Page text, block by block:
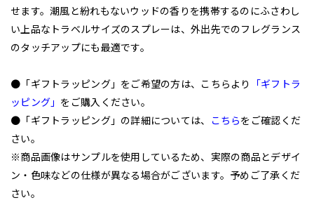
せます。潮風と紛れもないウッドの香りを携帯するのにふさわし
い上品なトラベルサイズのスプレーは、外出先でのフレグランス
のタッチアップにも最適です。
●「ギフトラッピング」をご希望の方は、こちらより
「ギフトラ
ッピング」 をご購入ください。
●「ギフトラッピング」の詳細については、
こちらをご確認くだ
さい。
※商品画像はサンプルを使用しているため、実際の商品とデザイ
ン・色味などの仕様が異なる場合がございます。予めご了承くだ
さい。